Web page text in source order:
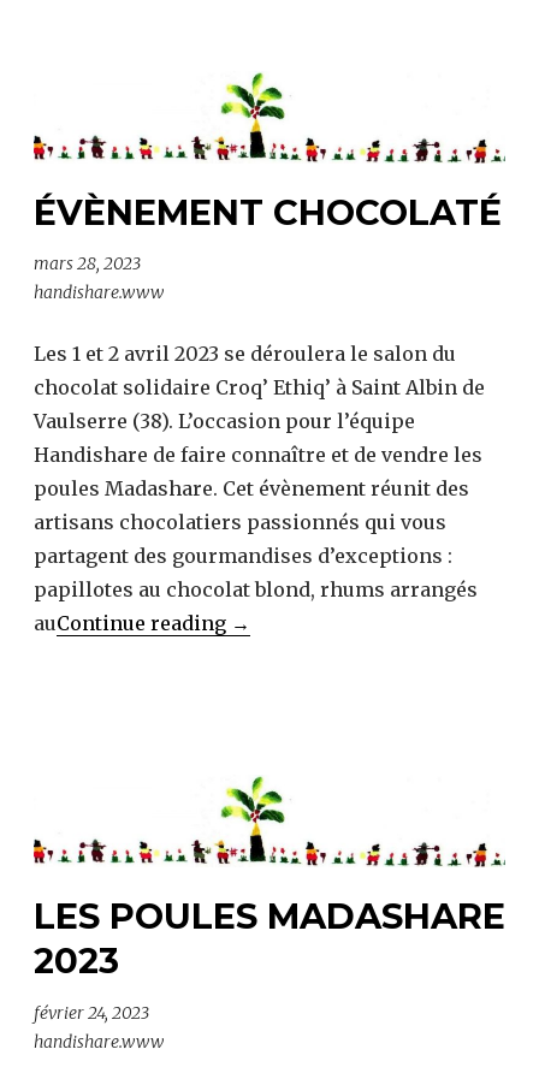
ÉVÈNEMENT CHOCOLATÉ
mars 28, 2023
handishare.www
Les 1 et 2 avril 2023 se déroulera le salon du
chocolat solidaire Croq’ Ethiq’ à Saint Albin de
Vaulserre (38). L’occasion pour l’équipe
Handishare de faire connaître et de vendre les
poules Madashare. Cet évènement réunit des
artisans chocolatiers passionnés qui vous
partagent des gourmandises d’exceptions :
papillotes au chocolat blond, rhums arrangés
auContinue reading évènement
→
LES POULES MADASHARE
2023
février 24, 2023
handishare.www